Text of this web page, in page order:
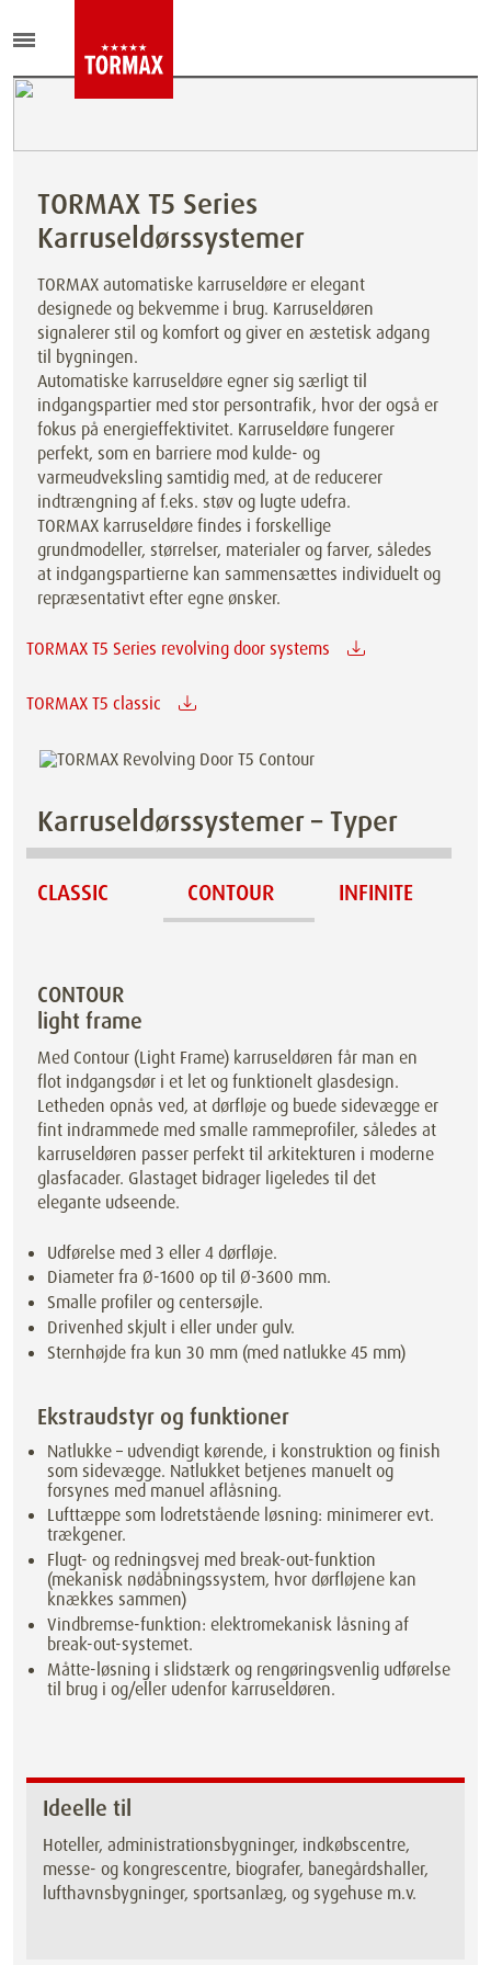
TORMAX T5 Series
Karruseldørssystemer
TORMAX automatiske karruseldøre er elegant
designede og bekvemme i brug. Karruseldøren
signalerer stil og komfort og giver en æstetisk adgang
til bygningen.
Automatiske karruseldøre egner sig særligt til
indgangspartier med stor persontrafik, hvor der også er
fokus på energieffektivitet. Karruseldøre fungerer
perfekt, som en barriere mod kulde- og
varmeudveksling samtidig med, at de reducerer
indtrængning af f.eks. støv og lugte udefra.
TORMAX karruseldøre findes i forskellige
grundmodeller, størrelser, materialer og farver, således
at indgangspartierne kan sammensættes individuelt og
repræsentativt efter egne ønsker.
TORMAX T5 Series revolving door systems
TORMAX T5 classic
Karruseldørssystemer – Typer
CLASSIC CONTOUR INFINITE
CONTOUR
light frame
Med Contour (Light Frame) karruseldøren får man en
flot indgangsdør i et let og funktionelt glasdesign.
Letheden opnås ved, at dørfløje og buede sidevægge er
fint indrammede med smalle rammeprofiler, således at
karruseldøren passer perfekt til arkitekturen i moderne
glasfacader. Glastaget bidrager ligeledes til det
elegante udseende.
Udførelse med 3 eller 4 dørfløje.
Diameter fra Ø-1600 op til Ø-3600 mm.
Smalle profiler og centersøjle.
Drivenhed skjult i eller under gulv.
Sternhøjde fra kun 30 mm (med natlukke 45 mm)
Ekstraudstyr og funktioner
Natlukke – udvendigt kørende, i konstruktion og finish
som sidevægge. Natlukket betjenes manuelt og
forsynes med manuel aflåsning.
Lufttæppe som lodretstående løsning: minimerer evt.
trækgener.
Flugt- og redningsvej med break-out-funktion
(mekanisk nødåbningssystem, hvor dørfløjene kan
knækkes sammen)
Vindbremse-funktion: elektromekanisk låsning af
break-out-systemet.
Måtte-løsning i slidstærk og rengøringsvenlig udførelse
til brug i og/eller udenfor karruseldøren.
Ideelle til
Hoteller, administrationsbygninger, indkøbscentre,
messe- og kongrescentre, biografer, banegårdshaller,
lufthavnsbygninger, sportsanlæg, og sygehuse m.v.